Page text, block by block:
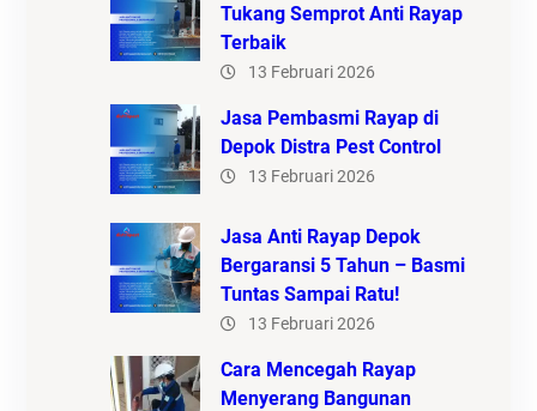
Tukang Semprot Anti Rayap
Terbaik
13 Februari 2026
Jasa Pembasmi Rayap di
Depok Distra Pest Control
13 Februari 2026
Jasa Anti Rayap Depok
Bergaransi 5 Tahun – Basmi
Tuntas Sampai Ratu!
13 Februari 2026
Cara Mencegah Rayap
Menyerang Bangunan